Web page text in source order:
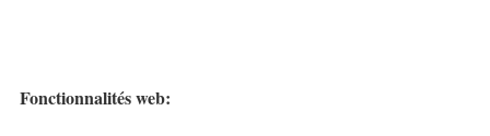
Fonctionnalités web: